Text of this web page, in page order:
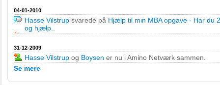
04-01-2010
Hasse Vilstrup svarede på Hjælp til min MBA opgave - Har du
og hjælp.
31-12-2009
Hasse Vilstrup og Boysen er nu i Amino Netværk sammen.
Se mere